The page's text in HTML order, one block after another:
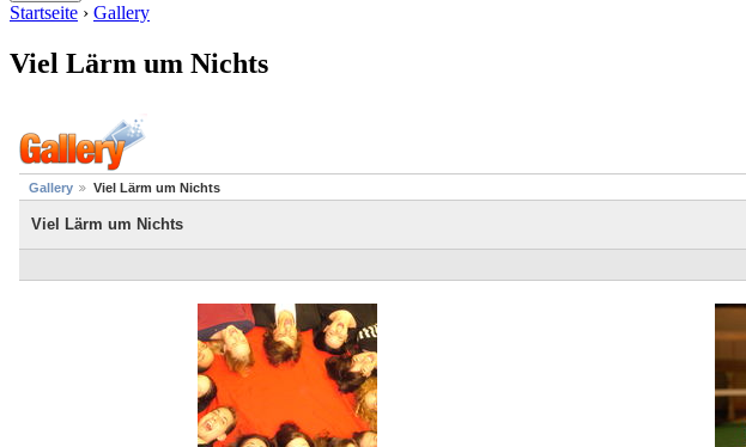
Startseite › Gallery
Viel Lärm um Nichts
Gallery Viel Lärm um Nichts
Viel Lärm um Nichts